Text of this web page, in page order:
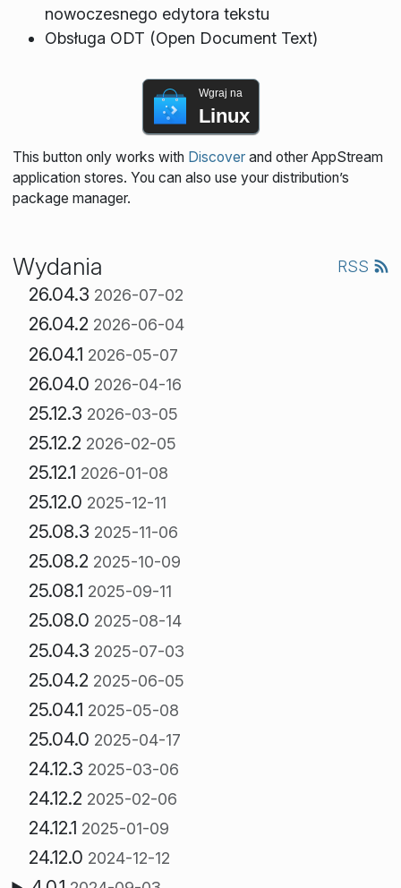
nowoczesnego edytora tekstu
Obsługa ODT (Open Document Text)
Wgraj na
Linux
This button only works with Discoverand other AppStream
application stores. You can also use your distribution’s
package manager.
Wydania RSS
26.04.3 2026-07-02
26.04.2 2026-06-04
26.04.1 2026-05-07
26.04.0 2026-04-16
25.12.3 2026-03-05
25.12.2 2026-02-05
25.12.1 2026-01-08
25.12.0 2025-12-11
25.08.3 2025-11-06
25.08.2 2025-10-09
25.08.1 2025-09-11
25.08.0 2025-08-14
25.04.3 2025-07-03
25.04.2 2025-06-05
25.04.1 2025-05-08
25.04.0 2025-04-17
24.12.3 2025-03-06
24.12.2 2025-02-06
24.12.1 2025-01-09
24.12.0 2024-12-12